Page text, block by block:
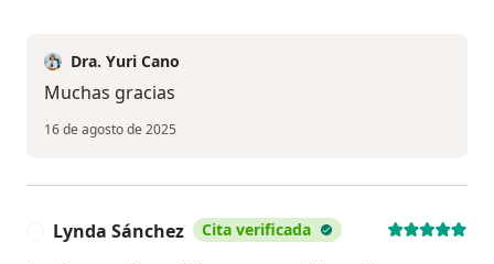
Dra. Yuri Cano
Muchas gracias
16 de agosto de 2025
Lynda Sánchez Cita verificada